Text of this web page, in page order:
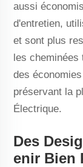
aussi
d'entretien,
et sont plus
les cheminées
des
préservant la
Électrique.
Des
enir Bien